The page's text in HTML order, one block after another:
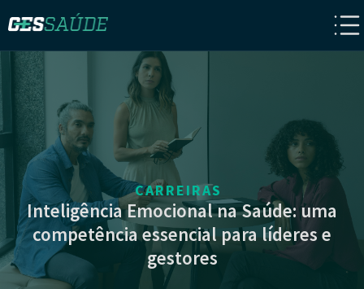
CARREIRAS
Inteligência Emocional na Saúde: uma
competência essencial para líderes e
gestores